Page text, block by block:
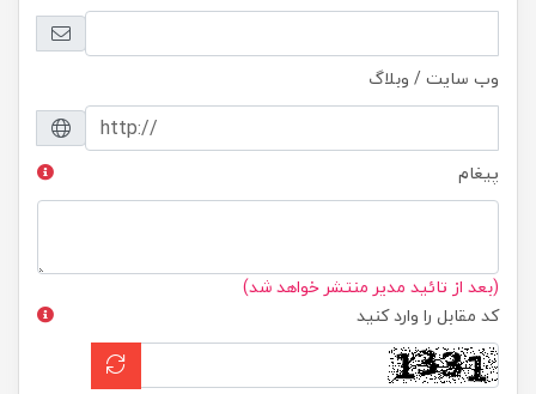
وب سایت / وبلاگ
پیغام
(بعد از تائید مدیر منتشر خواهد شد)
کد مقابل را وارد کنید